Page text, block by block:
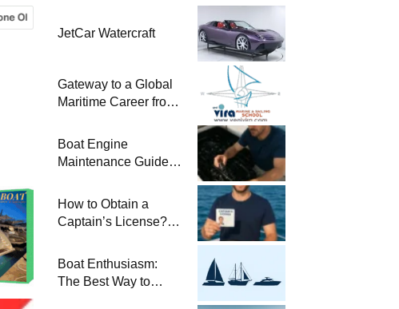
JetCar Watercraft
Gateway to a Global
Maritime Career from
Boat Engine
Maintenance Guide
Winterization and
Basic Tips
How to Obtain a
Captain’s License?
Required for Sailing
at Sea
Boat Enthusiasm:
The Best Way to